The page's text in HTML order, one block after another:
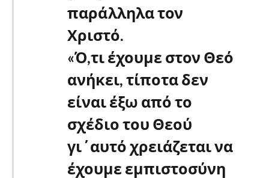
παράλληλα τον
Χριστό.
«Ό,τι έχουμε στον Θεό
ανήκει, τίποτα δεν
είναι έξω από το
σχέδιο του Θεού
γι΄αυτό χρειάζεται να
έχουμε εμπιστοσύνη